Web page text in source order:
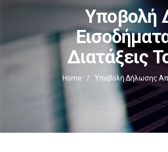
Υποβολή
Διατάξεις
Home /
Υποβολή Δήλωσης